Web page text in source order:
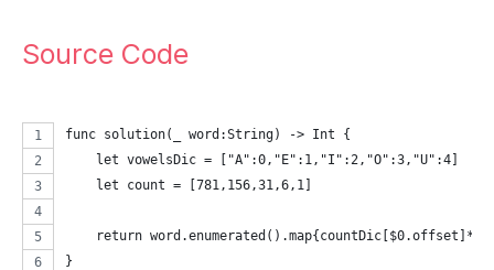
Source Code
func solution(_ word:String) -> Int {
    let vowelsDic = ["A":0,"E":1,"I":2,"O":3,"U":4]
    let count = [781,156,31,6,1]
return
}